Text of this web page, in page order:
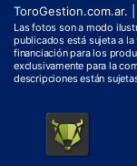
ToroGestion.com.ar.
Las fotos son a modo
publicados está sujeta a
financiación para los
exclusivamente para la
descripciones están